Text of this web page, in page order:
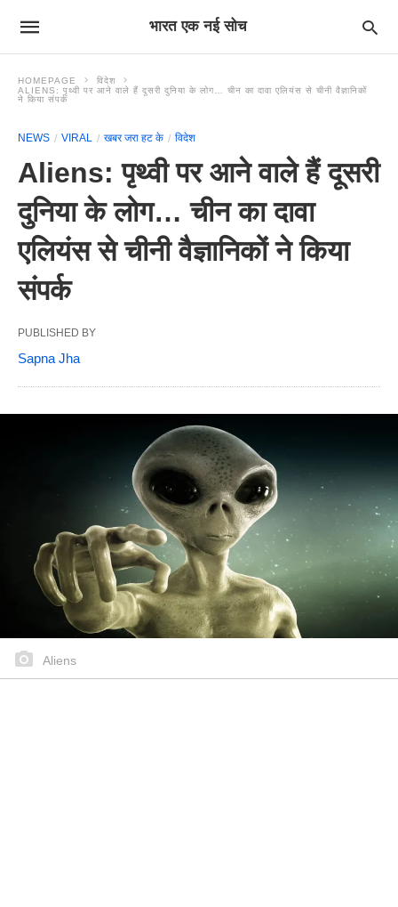
भारत एक नई सोच
HOMEPAGE
विदेश
ALIENS: पृथ्वी पर आने वाले हैं दूसरी दुनिया के लोग… चीन का दावा एलियंस से चीनी वैज्ञानिकों
ने किया संपर्क
NEWS VIRAL खबर जरा हट के विदेश
Aliens: पृथ्वी पर आने वाले हैं दूसरी
दुनिया के लोग… चीन का दावा
एलियंस से चीनी वैज्ञानिकों ने किया
संपर्क
PUBLISHED BY
Sapna Jha
Aliens